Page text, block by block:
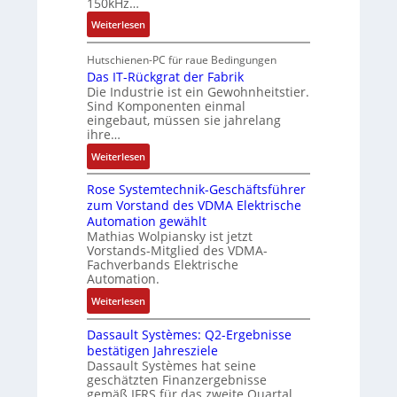
t
w
i
c
l
u
n
g
b
e
i
t
k
r
ä
f
t
e
a
n
d
r
t
i
M
a
s
c
i
n
e
n
-
u
n
d
A
n
l
a
g
e
n
r
i
e
l
o
s
e
M
u
l
i
t
u
r
n
-
i
t
E
n
c
Weiterlesen:
V
e
r
b
e
s
s
e
r
t
e
L
a
s
e
r
i
a
n
g
Hutschienen-PC für raue Bedingungen
Das IT-Rückgrat der Fabrik
Die Industrie ist ein Gewohnheitstier.
Sind Komponenten einmal
eingebaut, müssen sie jahrelang
ihre…
Weiterlesen:
D
a
s
I
T
-
R
ü
c
k
g
r
a
t
Rose Systemtechnik-Geschäftsführer
zum Vorstand des VDMA Elektrische
Automation gewählt
Mathias Wolpiansky ist jetzt
Vorstands-Mitglied des VDMA-
Fachverbands Elektrische
Automation.
Weiterlesen:
R
o
s
e
S
Dassault Systèmes: Q2-Ergebnisse
bestätigen Jahresziele
Dassault Systèmes hat seine
geschätzten Finanzergebnisse